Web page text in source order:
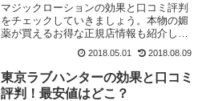
マジックローションの効果と口コミ評判
をチェックしていきましょう。本物の媚
薬が買えるお得な正規店情報も紹介して
2018.05.01 2018.08.09
東京ラブハンターの効果と口コミ
評判！最安値はどこ？